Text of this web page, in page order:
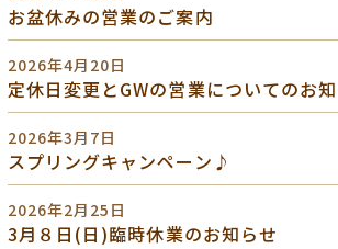
お盆休みの営業のご案内
2026年4月20日
定休日変更とGWの営業についてのお
2026年3月7日
スプリングキャンペーン♪
2026年2月25日
3月８日(日)臨時休業のお知らせ